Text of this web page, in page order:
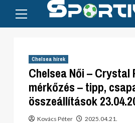
content
Menu
Chelsea hírek
Chelsea Női – Crystal
mérkőzés – tipp,
összeállítások
Kovács Péter 2025.04.21.